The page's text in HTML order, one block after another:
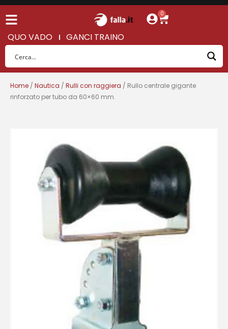
0
QUO VADO GANCI TRAINO
Home / Nautica / Rulli con raggiera / Rullo centrale gigante
rinforzato per tubo da 60×60 mm.